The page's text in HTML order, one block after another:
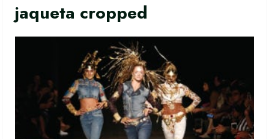
jaqueta cropped